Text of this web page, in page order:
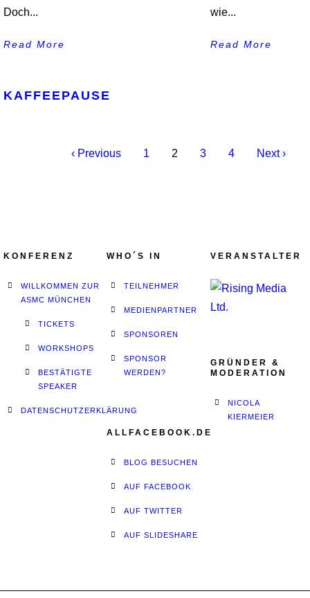
Doch...
Read More
wie...
Read More
KAFFEEPAUSE
‹ Previous 1 2 3 4 Next ›
KONFERENZ
WILLKOMMEN ZUR
ASMC MÜNCHEN
TICKETS
WORKSHOPS
BESTÄTIGTE
SPEAKER
DATENSCHUTZERKLÄRUNG
WHO´S IN
TEILNEHMER
MEDIENPARTNER
SPONSOREN
SPONSOR
WERDEN?
ALLFACEBOOK.DE
BLOG BESUCHEN
AUF FACEBOOK
AUF TWITTER
AUF SLIDESHARE
VERANSTALTER
GRÜNDER &
MODERATION
NICOLA
KIERMEIER